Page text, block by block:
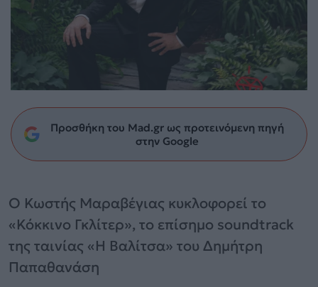
Προσθήκη του Mad.gr ως προτεινόμενη πηγή
στην Google
Ο Κωστής Μαραβέγιας κυκλοφορεί το
«Κόκκινο Γκλίτερ», το επίσημο soundtrack
της ταινίας «Η Βαλίτσα» του Δημήτρη
Παπαθανάση